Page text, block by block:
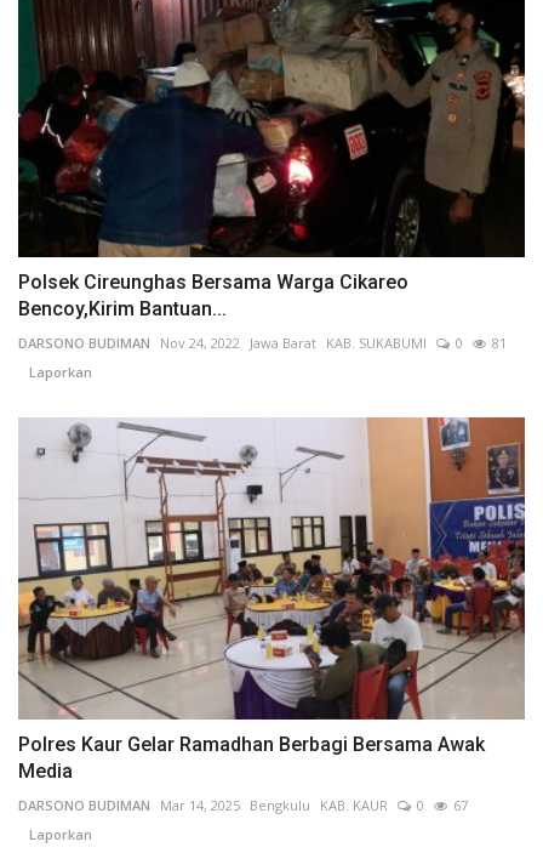
Polsek Cireunghas Bersama Warga Cikareo
Bencoy,Kirim Bantuan...
DARSONO BUDIMAN Nov 24, 2022 Jawa Barat KAB. SUKABUMI 0
81
Laporkan
Polres Kaur Gelar Ramadhan Berbagi Bersama Awak
Media
DARSONO BUDIMAN Mar 14, 2025 Bengkulu KAB. KAUR 0
67
Laporkan